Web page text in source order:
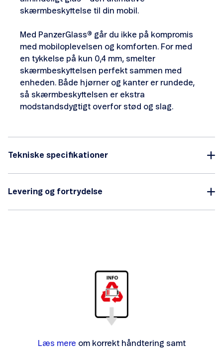
skærmbeskyttelse til din mobil.
Med PanzerGlass® går du ikke på kompromis
med mobiloplevelsen og komforten. For med
en tykkelse på kun 0,4 mm, smelter
skærmbeskyttelsen perfekt sammen med
enheden. Både hjørner og kanter er rundede,
så skærmbeskyttelsen er ekstra
modstandsdygtigt overfor stød og slag.
Tekniske specifikationer
Levering og fortrydelse
Læs mere om korrekt håndtering samt